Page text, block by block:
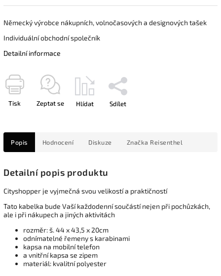
Německý výrobce nákupních, volnočasových a designových tašek
Individuální obchodní společník
Detailní informace
Tisk Zeptat se Hlídat Sdílet
Popis Hodnocení Diskuze Značka Reisenthel
Detailní popis produktu
Cityshopper je vyjmečná svou velikostí a praktičností
Tato kabelka bude Vaší každodenní součástí nejen při pochůzkách,
ale i při nákupech a jiných aktivitách
rozměr: š. 44 x 43,5 x 20cm
odnímatelné řemeny s karabinami
kapsa na mobilní telefon
a vnitřní kapsa se zipem
materiál: kvalitní polyester